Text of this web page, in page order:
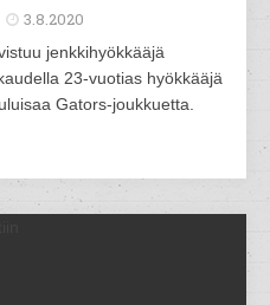
3.8.2020
jenkkihyökkääjä
23-vuotias hyökkääjä
Gators-joukkuetta.